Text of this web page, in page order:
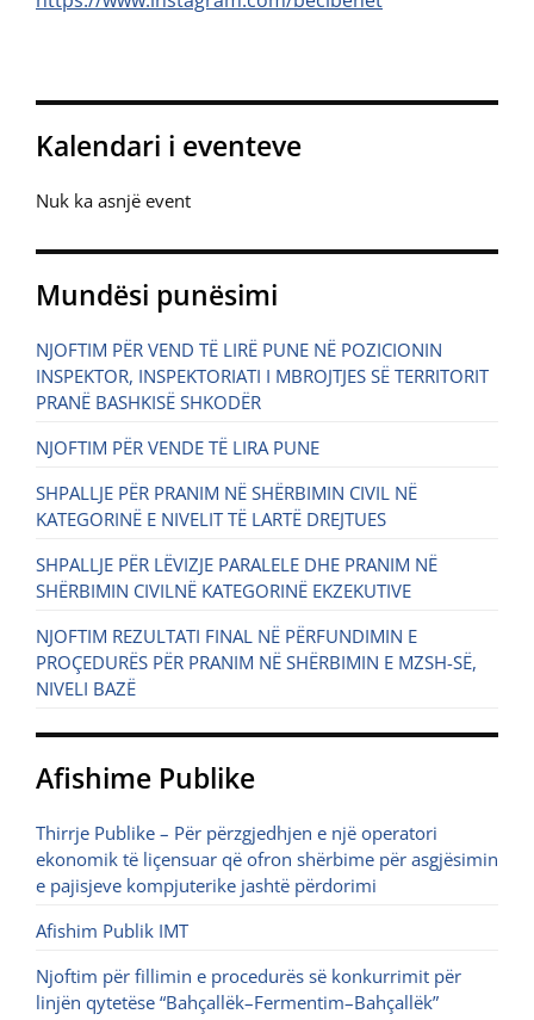
Kalendari i eventeve
Nuk ka asnjë event
Mundësi punësimi
NJOFTIM PËR VEND TË LIRË PUNE NË POZICIONIN
INSPEKTOR, INSPEKTORIATI I MBROJTJES SË TERRITORIT
PRANË BASHKISË SHKODËR
NJOFTIM PËR VENDE TË LIRA PUNE
SHPALLJE PËR PRANIM NË SHËRBIMIN CIVIL NË
KATEGORINË E NIVELIT TË LARTË DREJTUES
SHPALLJE PËR LËVIZJE PARALELE DHE PRANIM NË
SHËRBIMIN CIVILNË KATEGORINË EKZEKUTIVE
NJOFTIM REZULTATI FINAL NË PËRFUNDIMIN E
PROÇEDURËS PËR PRANIM NË SHËRBIMIN E MZSH-SË,
NIVELI BAZË
Afishime Publike
Thirrje Publike – Për përzgjedhjen e një operatori
ekonomik të liçensuar që ofron shërbime për asgjësimin
e pajisjeve kompjuterike jashtë përdorimi
Afishim Publik IMT
Njoftim për fillimin e procedurës së konkurrimit për
linjën qytetëse “Bahçallëk–Fermentim–Bahçallëk”